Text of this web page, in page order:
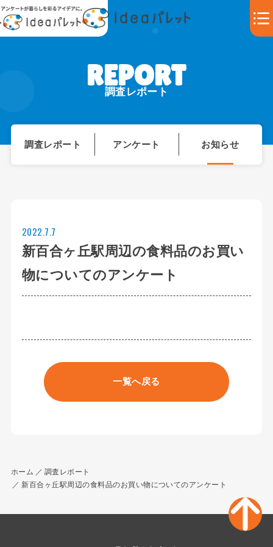
調査レポート
調査レポート アンケート お知らせ
新百合ヶ丘駅周辺の食料品のお買い
物についてのアンケート
2022.7.7
一覧へ戻る
ホーム
調査レポート
新百合ヶ丘駅周辺の食料品のお買い物についてのアンケート